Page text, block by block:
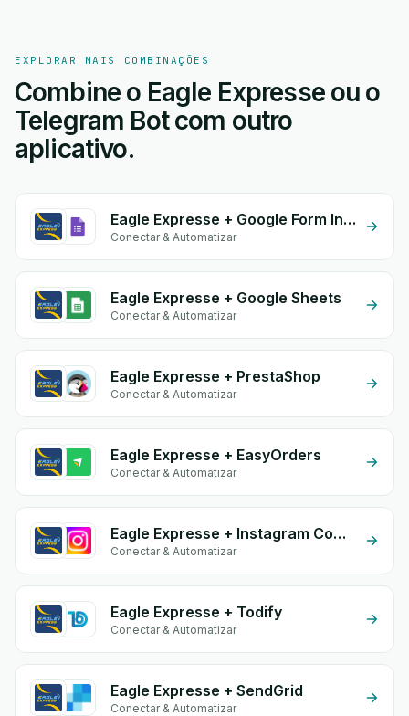
EXPLORAR MAIS COMBINAÇÕES
Combine o Eagle Expresse ou o
Telegram Bot com outro
aplicativo.
Eagle Expresse + Google Form Integration
Conectar & Automatizar
Eagle Expresse + Google Sheets
Conectar & Automatizar
Eagle Expresse + PrestaShop
Conectar & Automatizar
Eagle Expresse + EasyOrders
Conectar & Automatizar
Eagle Expresse + Instagram Comment
Conectar & Automatizar
Eagle Expresse + Todify
Conectar & Automatizar
Eagle Expresse + SendGrid
Conectar & Automatizar